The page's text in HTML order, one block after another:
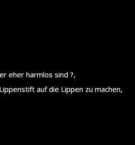
eher harmlos sind ?,
auf die Lippen zu machen,